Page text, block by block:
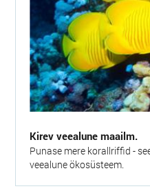
Kirev veealune maailm.
Punase mere korallriffid -
veealune ökosüsteem.